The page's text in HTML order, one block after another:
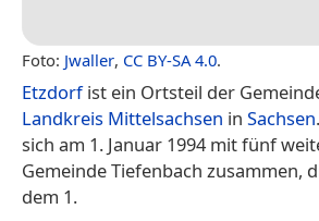
Foto: Jwaller, CC BY-SA 4.0.
Etzdorfist ein Ortsteil der
Landkreis Mittelsachsen in Sachsen
sich am 1. Januar 1994 mit fünf
Gemeinde Tiefenbach zusammen,
dem 1.